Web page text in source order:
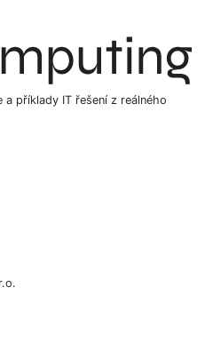
příklady IT řešení z reálného